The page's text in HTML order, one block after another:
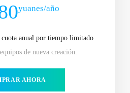
yuanes/año
cuota anual por tiempo limitado
de nueva creación.
AHORA